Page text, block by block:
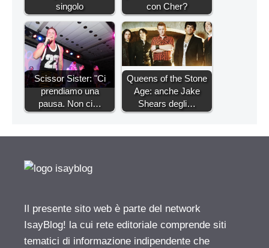
singolo
con Cher?
Scissor Sister: "Ci
prendiamo una
pausa. Non ci…
Queens of the Stone
Age: anche Jake
Shears degli…
Il presente sito web è parte del network
IsayBlog! la cui rete editoriale comprende siti
tematici di informazione indipendente che